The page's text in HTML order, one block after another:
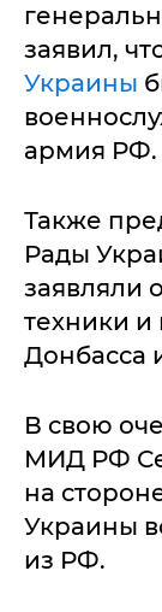
заявил,
Украины
армия РФ.
Также
Рады
заявляли
техники и
Донбасса
В свою
МИД РФ
на
Украины
из РФ.